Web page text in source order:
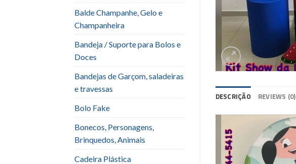
Balde Champanhe, Gelo e
Champanheira
Bandeja / Suporte para Bolos e
Doces
Bandejas de Garçom, saladeiras
e travessas
Bolo Fake
Bonecos, Personagens,
Brinquedos, Animais
Cadeira Plástica
DESCRIÇÃO REVIEWS (0)